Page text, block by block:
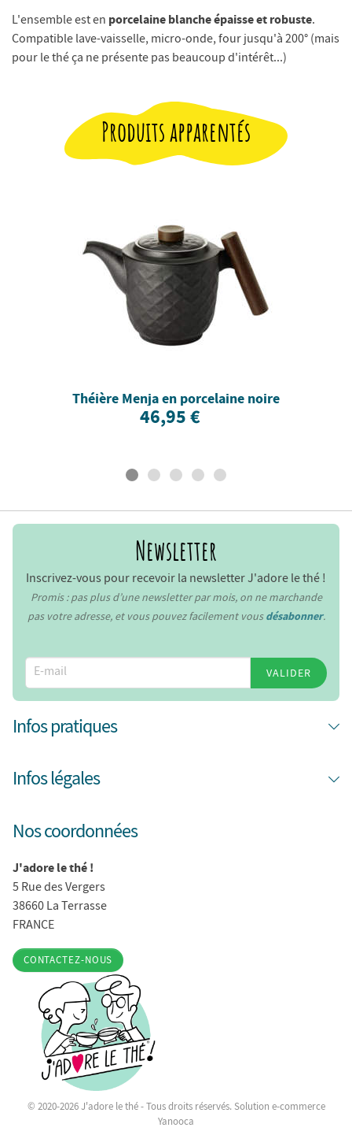
L'ensemble est en porcelaine blanche épaisse et robuste.
Compatible lave-vaisselle, micro-onde, four jusqu'à 200° (mais
pour le thé ça ne présente pas beaucoup d'intérêt...)
Produits apparentés
Théière Menja en porcelaine noire
46,95 €
Newsletter
Inscrivez-vous pour recevoir la newsletter J'adore le thé !
Promis : pas plus d’une newsletter par mois, on ne marchande
pas votre adresse, et vous pouvez facilement vousdésabonner.
VALIDER
Infos pratiques
Infos légales
Nos coordonnées
J'adore le thé !
5 Rue des Vergers
38660 La Terrasse
FRANCE
CONTACTEZ-NOUS
© 2020-2026 J'adore le thé - Tous droits réservés. Solution e-commerce
Yanooca